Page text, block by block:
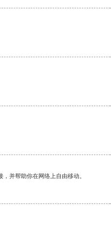
并帮助你在网络上自由移动。